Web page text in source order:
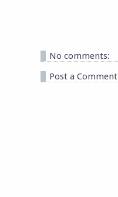
No comments:
Post a Comment